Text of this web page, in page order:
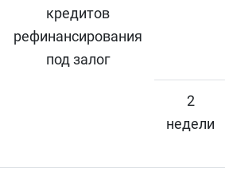
кредитов
рефинансирования
под залог
2
недели